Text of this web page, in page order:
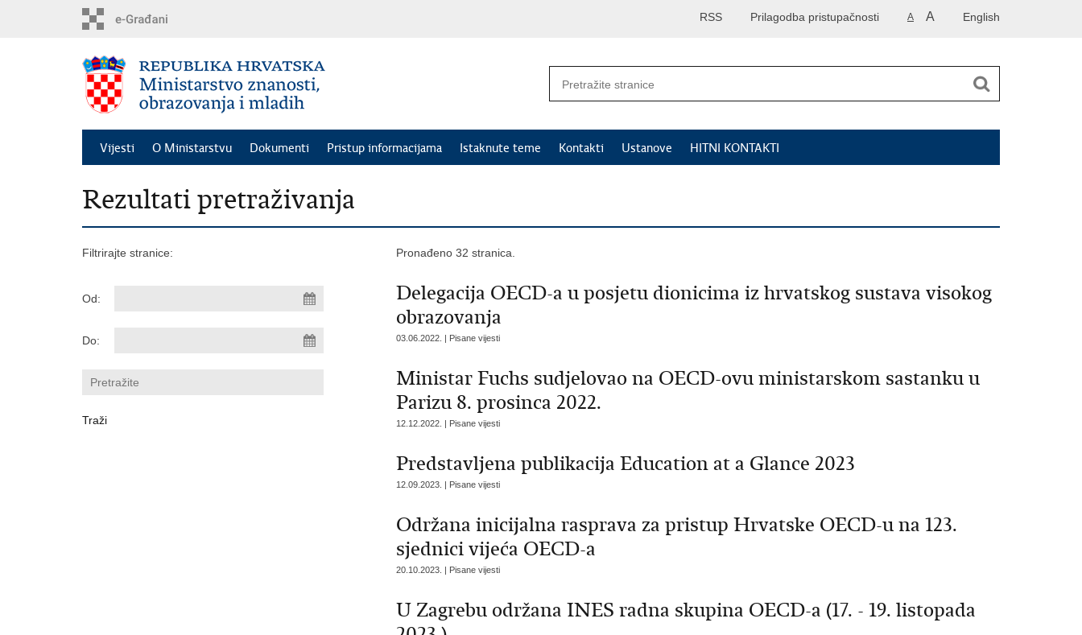
English
A A
Prilagodba pristupačnosti
RSS
Vijesti O Ministarstvu Dokumenti Pristup informacijama Istaknute teme Kontakti Ustanove HITNI KONTAKTI
Rezultati pretraživanja
Filtrirajte stranice:
Od:
Do:
Pronađeno 32 stranica.
Delegacija OECD-a u posjetu dionicima iz hrvatskog sustava visokog
obrazovanja
03.06.2022. | Pisane vijesti
Ministar Fuchs sudjelovao na OECD-ovu ministarskom sastanku u
Parizu 8. prosinca 2022.
12.12.2022. | Pisane vijesti
Predstavljena publikacija Education at a Glance 2023
12.09.2023. | Pisane vijesti
Održana inicijalna rasprava za pristup Hrvatske OECD-u na 123.
sjednici vijeća OECD-a
20.10.2023. | Pisane vijesti
U Zagrebu održana INES radna skupina OECD-a (17. - 19. listopada